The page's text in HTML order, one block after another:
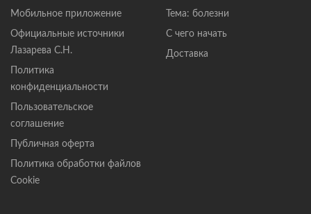
Мобильное приложение
Официальные источники
Лазарева С.Н.
Политика
конфиденциальности
Пользовательское
соглашение
Публичная оферта
Политика обработки файлов
Cookie
Тема: болезни
С чего начать
Доставка